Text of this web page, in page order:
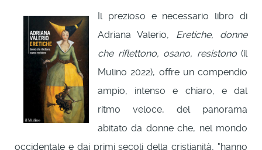
Il prezioso e necessario libro di
Adriana Valerio, Eretiche, donne
che riflettono, osano, resistono(il
Mulino 2022), offre un compendio
ampio, intenso e chiaro, e dal
ritmo veloce, del panorama
abitato da donne che, nel mondo
occidentale e dai primi secoli della cristianità, "hanno